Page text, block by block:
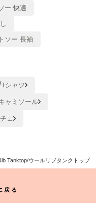
ー 快適
ソー 長袖
シャツ
ャミソール
ェ
Tanktop/ウールリブタンクトップ
戻る